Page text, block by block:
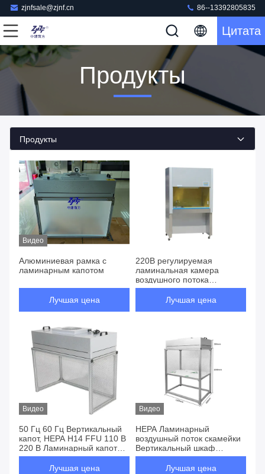
zjnfsale@zjnf.cn 86--13392805835
Цитата
Продукты
Продукты
Видео
Алюминиевая рамка с
ламинарным капотом
Лучшая цена
220В регулируемая
ламинальная камера
воздушного потока
скамейка из нержавеющей
стали антистатическая
Лучшая цена
Видео
50 Гц 60 Гц Вертикальный
капот, HEPA H14 FFU 110 В
220 В Ламинарный капот
воздушного потока
Лучшая цена
Видео
HEPA Ламинарный
воздушный поток скамейки
Вертикальный шкаф
1200m3/h Для грибной
мастерскойЛучшая цена